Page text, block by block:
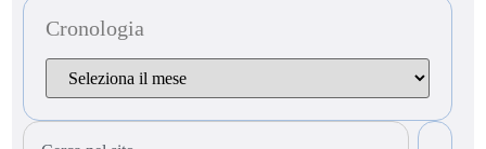
Cronologia